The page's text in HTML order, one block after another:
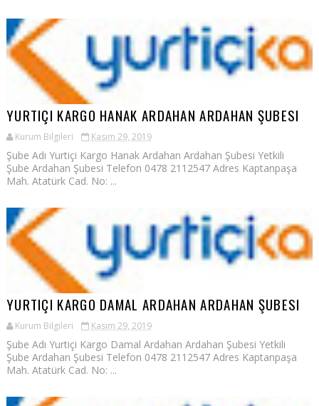
YURTIÇI KARGO HANAK ARDAHAN ARDAHAN ŞUBESI
Kurum Bilgileri Kasım 29, 2019
Şube Adı Yurtiçi Kargo Hanak Ardahan Ardahan Şubesi Yetkili
Şube Ardahan Şubesi Telefon 0478 2112547 Adres Kaptanpaşa
Mah. Atatürk Cad. No: ...
YURTIÇI KARGO DAMAL ARDAHAN ARDAHAN ŞUBESI
Kurum Bilgileri Kasım 29, 2019
Şube Adı Yurtiçi Kargo Damal Ardahan Ardahan Şubesi Yetkili
Şube Ardahan Şubesi Telefon 0478 2112547 Adres Kaptanpaşa
Mah. Atatürk Cad. No: ...